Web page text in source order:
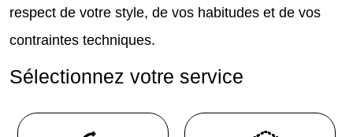
respect de votre style, de vos habitudes et de vos
contraintes techniques.
Sélectionnez votre service